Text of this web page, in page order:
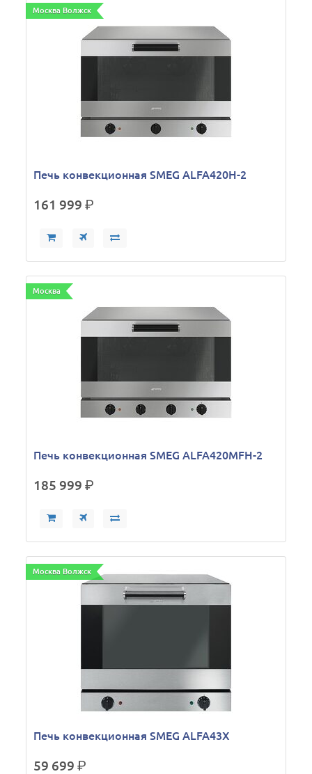
Москва Волжск
Печь конвекционная SMEG ALFA420H-2
161 999р.
Москва
Печь конвекционная SMEG ALFA420MFH-2
185 999р.
Москва Волжск
Печь конвекционная SMEG ALFA43X
59 699р.